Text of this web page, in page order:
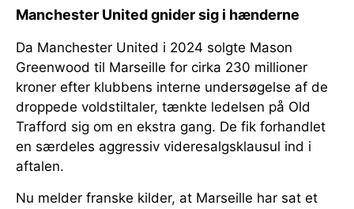
Manchester United gnider sig i hænderne
Da Manchester United i 2024 solgte Mason
Greenwood til Marseille for cirka 230 millioner
kroner efter klubbens interne undersøgelse af de
droppede voldstiltaler, tænkte ledelsen på Old
Trafford sig om en ekstra gang. De fik forhandlet
en særdeles aggressiv videresalgsklausul ind i
aftalen.
Nu melder franske kilder, at Marseille har sat et